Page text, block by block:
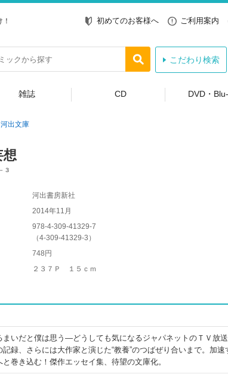
初めてのお客様へ ご利用案内
こだわり検索
雑誌 CD DVD・
河出文庫
想
３
河出書房新社
2014年11月
978-4-309-41329-7
（4-309-41329-3 ）
748円
２３７Ｐ １５ｃｍ
まいだと僕は思う―どうしても気になるジャパネットのＴＶ放
録、さらには大作家と演じた“教養”のつばぜり合いまで。加速
巻き込む！傑作エッセイ集、待望の文庫化。